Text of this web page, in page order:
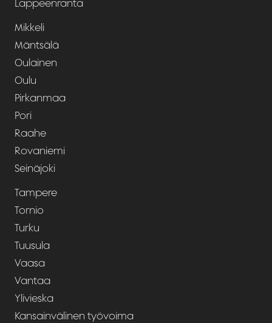
Lappeenranta
Mikkeli
Mäntsälä
Oulainen
Oulu
Pirkanmaa
Pori
Raahe
Rovaniemi
Seinäjoki
Tampere
Tornio
Turku
Tuusula
Vaasa
Vantaa
Ylivieska
Kansainvälinen työvoima